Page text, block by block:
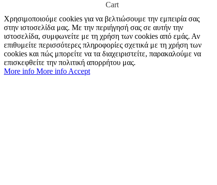
Cart
Χρησιμοποιούμε cookies για να βελτιώσουμε την εμπειρία σας
στην ιστοσελίδα μας. Με την περιήγησή σας σε αυτήν την
ιστοσελίδα, συμφωνείτε με τη χρήση των cookies από εμάς. Αν
επιθυμείτε περισσότερες πληροφορίες σχετικά με τη χρήση των
cookies και πώς μπορείτε να τα διαχειριστείτε, παρακαλούμε να
επισκεφθείτε την πολιτική απορρήτου μας.
More info More info Accept